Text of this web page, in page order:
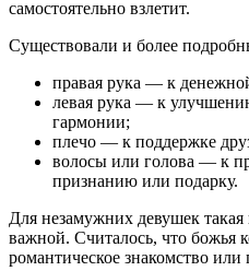
самостоятельно взлетит.
Существовали и более
правая рука — к
левая рука — к
гармонии;
плечо — к поддержке
волосы или голова — к
признанию или подарку.
Для незамужних девушек такая
важной. Считалось, что божья
романтическое знакомство